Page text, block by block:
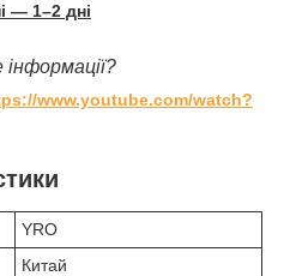
— 1–2 дні
www.youtube.com/watch?
YRO
Китай